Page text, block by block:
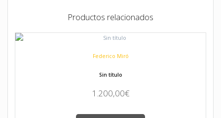
Productos relacionados
Federico Miró
Sin título
1.200,00€